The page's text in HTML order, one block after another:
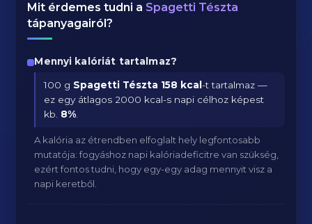
Mit érdemes tudni a Spagetti Tészta
tápanyagairól?
Mennyi kalóriát tartalmaz?
100 g Spagetti Tészta 158 kcal-t tartalmaz —
ez egy átlagos 2000 kcal-s napi célhoz képest
kb. 8%
A kalória az étrendben elfoglalt hely legfontosabb
mutatója: fogyáshoz napi kalóriadeficitre van szükség,
ezért fontos tudni, hogy egy-egy adag mennyit visz a
napi keretből.